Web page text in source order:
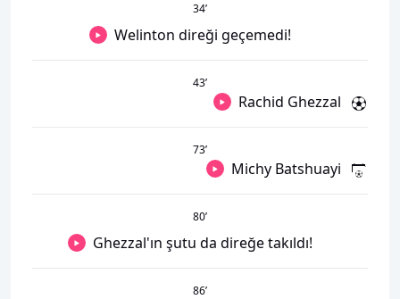
34’
Welinton direği geçemedi!
43’
Rachid Ghezzal
73’
Michy Batshuayi
80’
Ghezzal'ın şutu da direğe takıldı!
86’